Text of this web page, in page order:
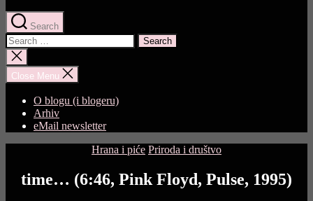
Search
Search
for:
Close
search
Close Menu
O blogu (i blogeru)
Arhiv
eMail newsletter
Categories
Hrana i piće Priroda i društvo
time… (6:46, Pink Floyd, Pulse, 1995)